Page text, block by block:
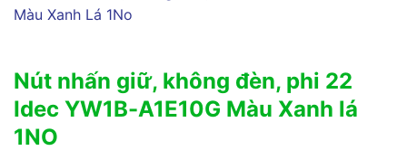
Nút nhấn giữ, không đèn, phi 22
Idec YW1B-A1E10G Màu Xanh lá
1NO